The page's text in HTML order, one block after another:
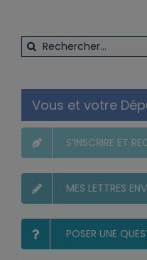
Rechercher:
Vous et votre
S’INSCRIRE ET
MES LETTRES
POSER UNE